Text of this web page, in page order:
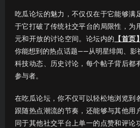
吃瓜论坛的魅力，不仅仅在于它能够满
于它打破了传统社交平台的局限性，为
元和开放的讨论空间。论坛内的 【首页】
你能想到的热点话题——从明星绯闻、影
科技动态、历史讨论，每个帖子背后都
参与者。
在吃瓜论坛，你不仅可以轻松地浏览到
跟随热点潮流的节奏，还能够与其他用
同于其他社交平台上单一的点赞和评论